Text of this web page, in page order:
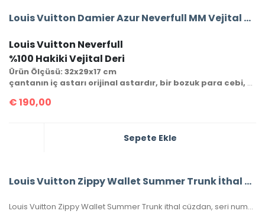
Louis Vuitton Damier Azur Neverfull MM Vejital Deri Orta Boy
Louis Vuitton Neverfull
%100 Hakiki Vejital Deri
Ürün Ölçüsü: 32x29x17 cm
çantanın iç astarı orijinal astardır, bir bozuk para cebi, cüzdanı ve seri numarası mevcuttur.
€190,00
Sepete Ekle
Louis Vuitton Zippy Wallet Summer Trunk İthal Cüzdan
Louis Vuitton Zippy Wallet Summer Trunk ithal cüzdan, seri numaralı, kutulu, toz torbalı, sertifikalı, ebatı 20x11cm.